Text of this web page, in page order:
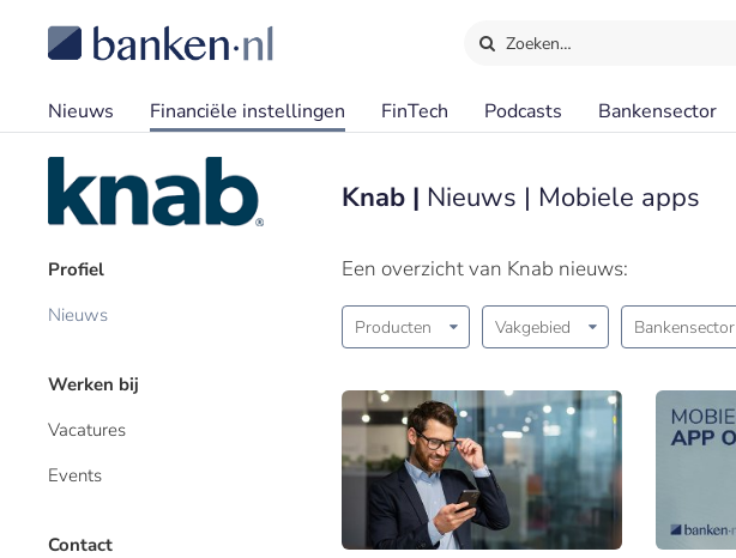
Zoeken…
Nieuws Financiële instellingen FinTech Podcasts Bankensector
Profiel
Nieuws
Werken bij
Vacatures
Events
Contact
Knab | Nieuws | Mobiele apps
Een overzicht van Knab nieuws:
Producten Vakgebied Bankensector